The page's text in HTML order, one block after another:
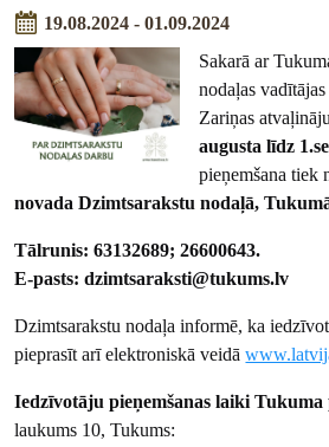
19.08.2024 - 01.09.2024
Sakarā ar
nodaļas
Zariņas
augusta līdz
pieņemšana tiek
novada Dzimtsarakstu nodaļā,
Tālrunis: 63132689; 26600643.
E-pasts: dzimtsaraksti@tukums.lv
Dzimtsarakstu nodaļa informē, ka
pieprasīt arī elektroniskā veidā
Iedzīvotāju pieņemšanas laiki Tukuma
laukums 10, Tukums: